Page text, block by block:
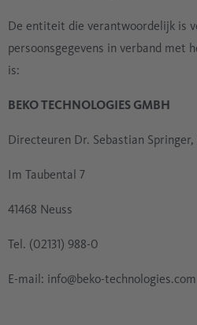
De entiteit die verantwoordelijk is
persoonsgegevens in verband met
is:
BEKO TECHNOLOGIES GMBH
Directeuren Dr. Sebastian
Im Taubental 7
41468 Neuss
Tel. (02131) 988-0
E-mail: info@beko-technologies.com